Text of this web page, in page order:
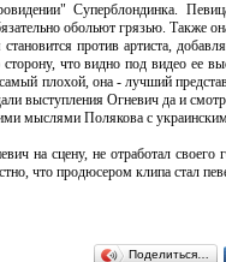
Суперблондинка.
обольют грязью. Также
против артиста,
что видно под видео ее
плохой, она - лучший
выступления Огневич да и
мыслями Полякова с
на сцену, не отработал своего
что продюсером клипа стал
Поделиться…